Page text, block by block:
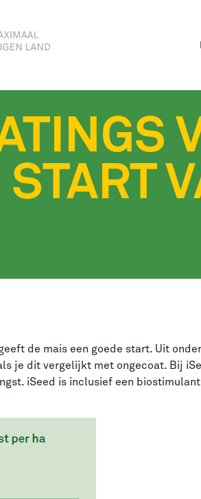
de mais een goede start. Uit
je dit vergelijkt met ongecoat. Bij
iSeed is inclusief een